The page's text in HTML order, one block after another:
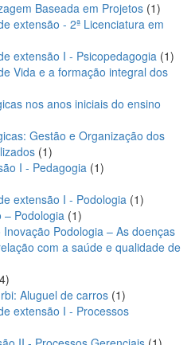
produto
Baseada em Projetos 11
produto
extensão - 2ª Licenciatura em
extensão I - Psicopedagogia 11
Vida e a formação integral dos
nos anos iniciais do ensino
Gestão e Organização dos
11
produto
I - Pedagogia 11
extensão I - Podologia 11
– Podologia 11
produto
Podologia – As doenças
com a saúde e qualidade de
44
produtos
Aluguel de carros 11
produto
extensão I - Processos